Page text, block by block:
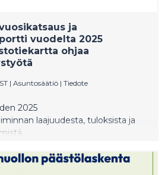
ja
vuodelta 2025
ohjaa
| Asuntosäätiö | Tiedote
2025
laajuudesta, tuloksista ja